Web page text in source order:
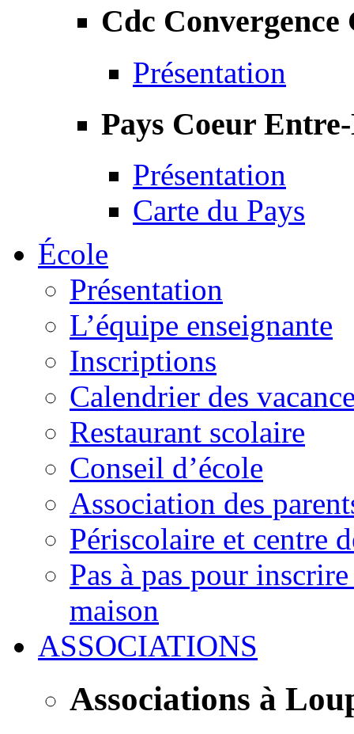
Cdc Convergence
Présentation
Pays Coeur
Présentation
Carte du Pays
École
Présentation
L’équipe enseignante
Inscriptions
Calendrier des
Restaurant scolaire
Conseil d’école
Association des
Périscolaire et centre
Pas à pas pour
maison
ASSOCIATIONS
Associations à